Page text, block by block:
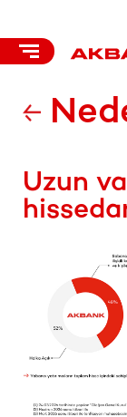
Uzun